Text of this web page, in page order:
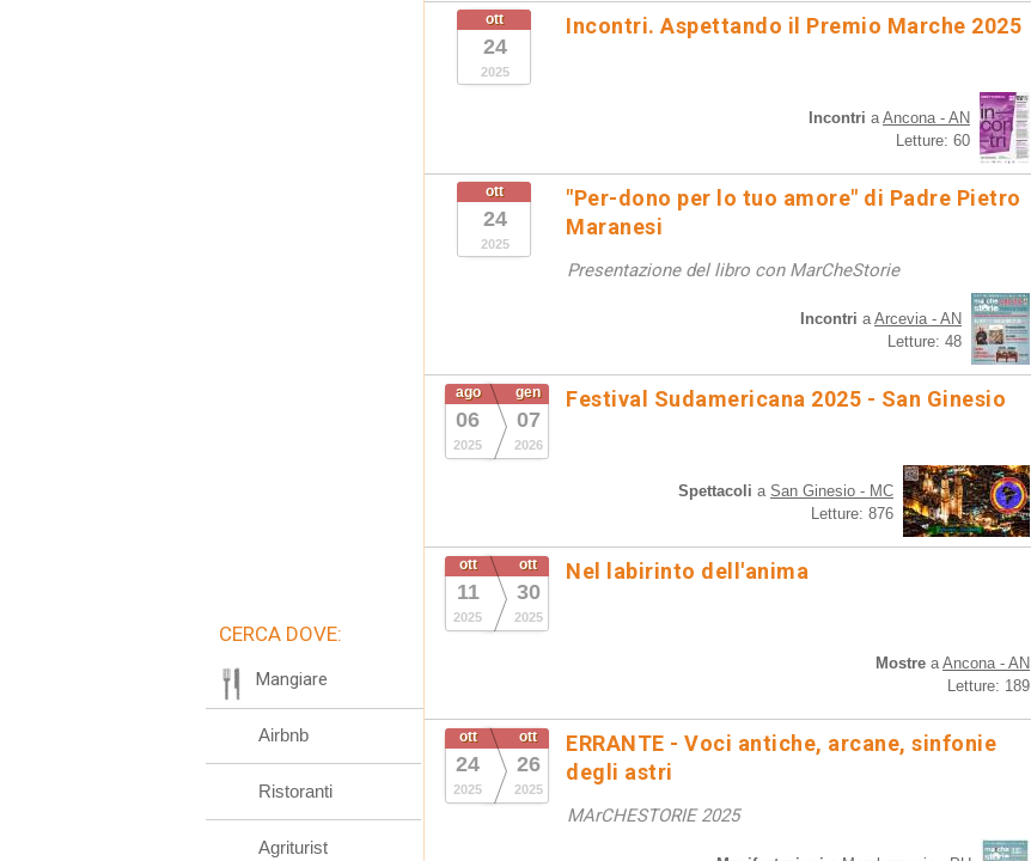
ott
24
2025
Incontri. Aspettando il Premio Marche 2025
Incontri aAncona - AN
Letture: 60
ott
24
2025
"Per-dono per lo tuo amore" di Padre Pietro
Maranesi
Presentazione del libro con MarCheStorie
Incontri aArcevia - AN
Letture: 48
ago
06
2025
gen
07
2026
Festival Sudamericana 2025 - San Ginesio
Spettacoli a San Ginesio - MC
Letture: 876
ott
11
2025
ott
30
2025
Nel labirinto dell'anima
Mostre aAncona - AN
Letture: 189
ott
24
2025
ott
26
2025
ERRANTE - Voci antiche, arcane, sinfonie
degli astri
MArCHESTORIE 2025
CERCA DOVE:
Mangiare
Airbnb
Ristoranti
Agriturist